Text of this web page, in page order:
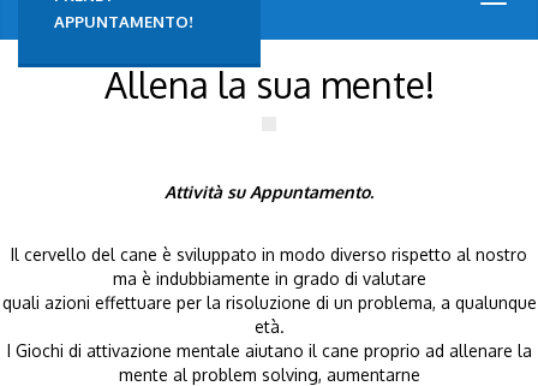
APPUNTAMENTO!
Allena la sua mente!
Attività su Appuntamento.
Il cervello del cane è sviluppato in modo diverso rispetto al nostro
ma è indubbiamente in grado di valutare
quali azioni effettuare per la risoluzione di un problema, a qualunque
età.
I Giochi di attivazione mentale aiutano il cane proprio ad allenare la
mente al problem solving, aumentarne